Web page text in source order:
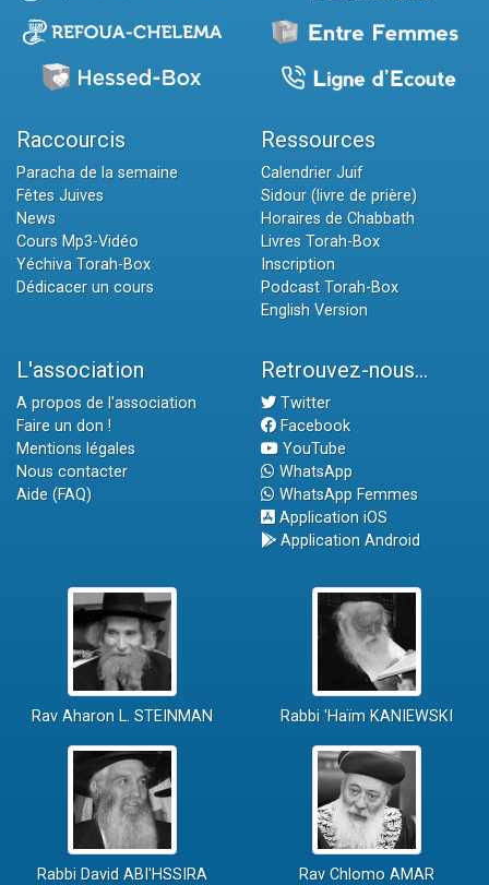
Raccourcis
Paracha de la semaine
Fêtes Juives
News
Cours Mp3-Vidéo
Yéchiva Torah-Box
Dédicacer un cours
Ressources
Calendrier Juif
Sidour (livre de prière)
Horaires de Chabbath
Livres Torah-Box
Inscription
Podcast Torah-Box
English Version
L'association
A propos de l'association
Faire un don !
Mentions légales
Nous contacter
Aide (FAQ)
Retrouvez-nous...
Twitter
Facebook
YouTube
WhatsApp
WhatsApp Femmes
Application iOS
Application Android
Rav Aharon L. STEINMAN Rabbi 'Haïm KANIEWSKI
Rabbi David ABI'HSSIRA Rav Chlomo AMAR